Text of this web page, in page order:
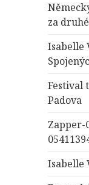
za
Isabelle
Festival
Padova
Zapper-
Isabelle